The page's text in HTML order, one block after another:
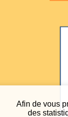
Afin de vous
des